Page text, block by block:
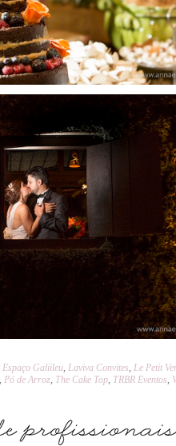
Espaço Galiileu Laviva Convites Le Petit
Pó de Arroz The Cake Top TRBR Eventos